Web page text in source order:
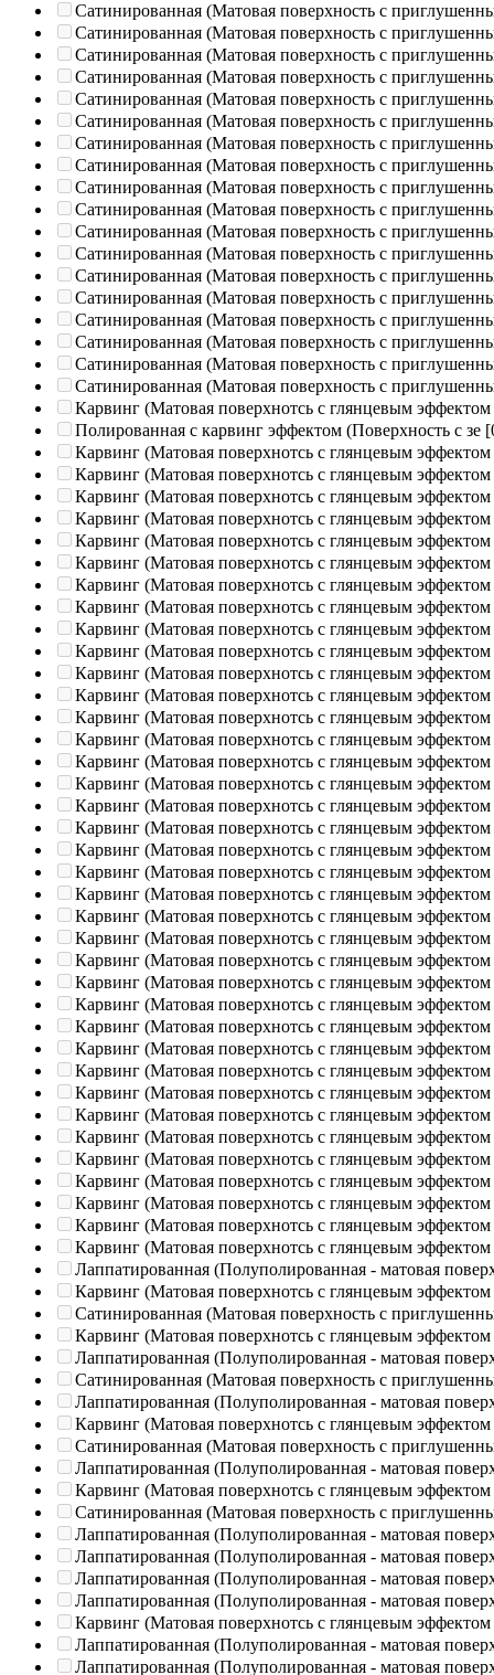
Сатинированная (Матовая поверхность с
Сатинированная (Матовая поверхность с
Сатинированная (Матовая поверхность с
Сатинированная (Матовая поверхность с
Сатинированная (Матовая поверхность с
Сатинированная (Матовая поверхность с
Сатинированная (Матовая поверхность с
Сатинированная (Матовая поверхность с
Сатинированная (Матовая поверхность с
Сатинированная (Матовая поверхность с
Сатинированная (Матовая поверхность с
Сатинированная (Матовая поверхность с
Сатинированная (Матовая поверхность с
Сатинированная (Матовая поверхность с
Сатинированная (Матовая поверхность с
Сатинированная (Матовая поверхность с
Сатинированная (Матовая поверхность с
Сатинированная (Матовая поверхность с
Карвинг (Матовая поверхнотсь с глянцевым эффектом
Полированная c карвинг эффектом (Поверхность с зе
Карвинг (Матовая поверхнотсь с глянцевым эффектом
Карвинг (Матовая поверхнотсь с глянцевым эффектом
Карвинг (Матовая поверхнотсь с глянцевым эффектом
Карвинг (Матовая поверхнотсь с глянцевым эффектом
Карвинг (Матовая поверхнотсь с глянцевым эффектом
Карвинг (Матовая поверхнотсь с глянцевым эффектом
Карвинг (Матовая поверхнотсь с глянцевым эффектом
Карвинг (Матовая поверхнотсь с глянцевым эффектом
Карвинг (Матовая поверхнотсь с глянцевым эффектом
Карвинг (Матовая поверхнотсь с глянцевым эффектом
Карвинг (Матовая поверхнотсь с глянцевым эффектом
Карвинг (Матовая поверхнотсь с глянцевым эффектом
Карвинг (Матовая поверхнотсь с глянцевым эффектом
Карвинг (Матовая поверхнотсь с глянцевым эффектом
Карвинг (Матовая поверхнотсь с глянцевым эффектом
Карвинг (Матовая поверхнотсь с глянцевым эффектом
Карвинг (Матовая поверхнотсь с глянцевым эффектом
Карвинг (Матовая поверхнотсь с глянцевым эффектом
Карвинг (Матовая поверхнотсь с глянцевым эффектом
Карвинг (Матовая поверхнотсь с глянцевым эффектом
Карвинг (Матовая поверхнотсь с глянцевым эффектом
Карвинг (Матовая поверхнотсь с глянцевым эффектом
Карвинг (Матовая поверхнотсь с глянцевым эффектом
Карвинг (Матовая поверхнотсь с глянцевым эффектом
Карвинг (Матовая поверхнотсь с глянцевым эффектом
Карвинг (Матовая поверхнотсь с глянцевым эффектом
Карвинг (Матовая поверхнотсь с глянцевым эффектом
Карвинг (Матовая поверхнотсь с глянцевым эффектом
Карвинг (Матовая поверхнотсь с глянцевым эффектом
Карвинг (Матовая поверхнотсь с глянцевым эффектом
Карвинг (Матовая поверхнотсь с глянцевым эффектом
Карвинг (Матовая поверхнотсь с глянцевым эффектом
Карвинг (Матовая поверхнотсь с глянцевым эффектом
Карвинг (Матовая поверхнотсь с глянцевым эффектом
Карвинг (Матовая поверхнотсь с глянцевым эффектом
Карвинг (Матовая поверхнотсь с глянцевым эффектом
Карвинг (Матовая поверхнотсь с глянцевым эффектом
Лаппатированная (Полуполированная - матовая
Карвинг (Матовая поверхнотсь с глянцевым эффектом
Сатинированная (Матовая поверхность с
Карвинг (Матовая поверхнотсь с глянцевым эффектом
Лаппатированная (Полуполированная - матовая
Сатинированная (Матовая поверхность с
Лаппатированная (Полуполированная - матовая
Карвинг (Матовая поверхнотсь с глянцевым эффектом
Сатинированная (Матовая поверхность с
Лаппатированная (Полуполированная - матовая
Карвинг (Матовая поверхнотсь с глянцевым эффектом
Сатинированная (Матовая поверхность с
Лаппатированная (Полуполированная - матовая
Лаппатированная (Полуполированная - матовая
Лаппатированная (Полуполированная - матовая
Лаппатированная (Полуполированная - матовая
Карвинг (Матовая поверхнотсь с глянцевым эффектом
Лаппатированная (Полуполированная - матовая
Лаппатированная (Полуполированная - матовая